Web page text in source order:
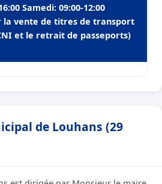
Samedi: 09:00-12:00
la vente de titres de transport
et le retrait de passeports)
de Louhans (29